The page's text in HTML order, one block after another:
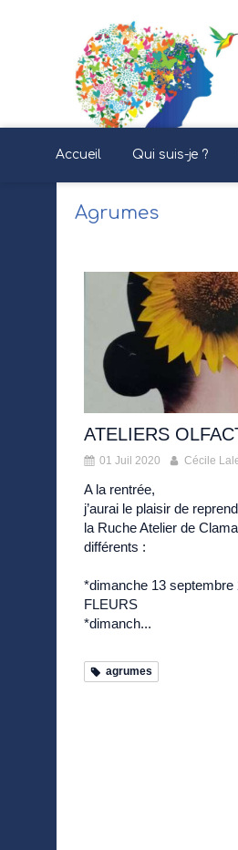
Accueil Qui suis-je ?
Agrumes
ATELIERS
01 Juil 2020 Cécile
A la rentrée,
j’aurai le plaisir de
la Ruche Atelier de
différents :
*dimanche 13
FLEURS
*dimanch...
agrumes